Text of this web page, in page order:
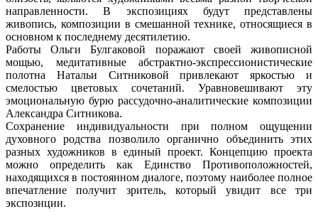
направленности. В экспозициях будут представлены
живопись, композиции в смешанной технике, относящиеся в
основном к последнему десятилетию.
Работы Ольги Булгаковой поражают своей живописной
мощью, медитативные абстрактно-экспрессионистические
полотна Натальи Ситниковой привлекают яркостью и
смелостью цветовых сочетаний. Уравновешивают эту
эмоциональную бурю рассудочно-аналитические композиции
Александра Ситникова.
Сохранение индивидуальности при полном ощущении
духовного родства позволило органично объединить этих
разных художников в единый проект. Концепцию проекта
можно определить как Единство Противоположностей,
находящихся в постоянном диалоге, поэтому наиболее полное
впечатление получит зритель, который увидит все три
экспозиции.